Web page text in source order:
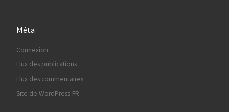
Méta
Connexion
Flux des publications
Flux des commentaires
Site de WordPress-FR